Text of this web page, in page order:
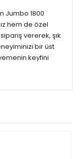
Jumbo 1800
hem de özel
vererek, şık
bir üst
keyfini